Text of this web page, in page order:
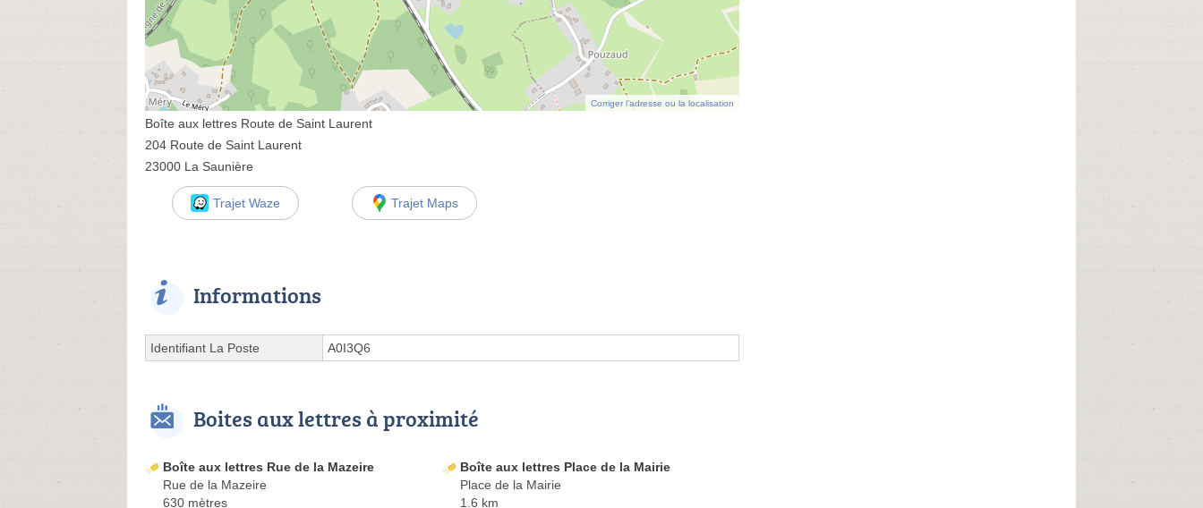
Corriger l’adresse ou la localisation
Boîte aux lettres Route de Saint Laurent
204 Route de Saint Laurent
23000 La Saunière
Trajet Waze Trajet Maps
Informations
Identifiant La Poste A0I3Q6
Boites aux lettres à proximité
Boîte aux lettres Rue de la Mazeire
Rue de la Mazeire
630 mètres
Boîte aux lettres Place de la Mairie
Place de la Mairie
1.6 km